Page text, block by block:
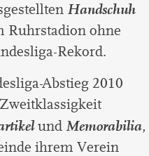
Handschuh
Ruhrstadion ohne
Rekord.
Abstieg 2010
und Memorabilia,
ihrem Verein